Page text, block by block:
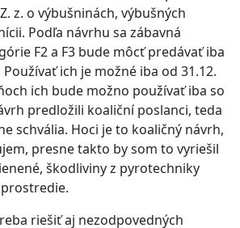
z. o výbušninách, výbušných
Podľa návrhu sa zábavná
F2 a F3 bude môcť predávať iba
Používať ich je možné iba od 31.12.
ich bude možno používať iba so
predložili koaliční poslanci, teda
schvália. Hoci je to koaličný návrh,
presne takto by som to vyriešil
škodliviny z pyrotechniky
riešiť aj nezodpovedných